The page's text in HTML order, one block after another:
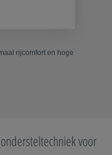
rijcomfort en hoge
voor